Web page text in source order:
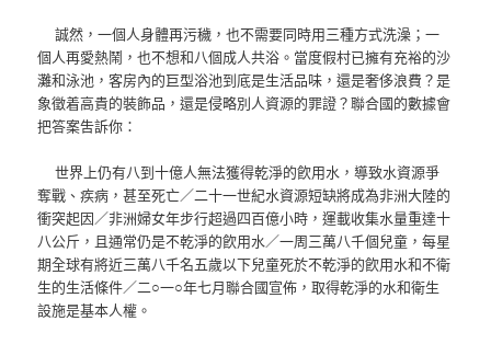
誠然，一個人身體再污穢，也不需要同時用三種方式洗澡；一
個人再愛熱鬧，也不想和八個成人共浴。當度假村已擁有充裕的沙
灘和泳池，客房內的巨型浴池到底是生活品味，還是奢侈浪費？是
象徵着高貴的裝飾品，還是侵略別人資源的罪證？聯合國的數據會
把答案吿訴你：
世界上仍有八到十億人無法獲得乾淨的飮用水，導致水資源爭
奪戰、疾病，甚至死亡／二十一世紀水資源短缺將成為非洲大陸的
衝突起因／非洲婦女年步行超過四百億小時，運載收集水量重達十
八公斤，且通常仍是不乾淨的飮用水／一周三萬八千個兒童，每星
期全球有將近三萬八千名五歲以下兒童死於不乾淨的飮用水和不衛
生的生活條件／二○一○年七月聯合國宣佈，取得乾淨的水和衛生
設施是基本人權。